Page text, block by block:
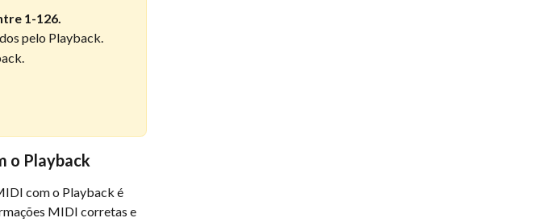
1-126.
pelo Playback.
o Playback
com o Playback é
MIDI corretas e